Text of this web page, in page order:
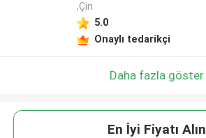
,Çin
5.0
Onaylı tedarikçi
Daha fazla göster
En İyi Fiyatı Alın